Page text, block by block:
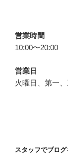
営業時間
10:00〜20:00
営業日
火曜日、第一
スタッフでブロ